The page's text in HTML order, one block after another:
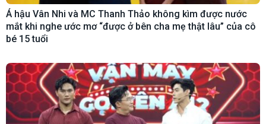
Á hậu Vân Nhi và MC Thanh Thảo không kìm được nước
mắt khi nghe ước mơ “được ở bên cha mẹ thật lâu” của cô
bé 15 tuổi